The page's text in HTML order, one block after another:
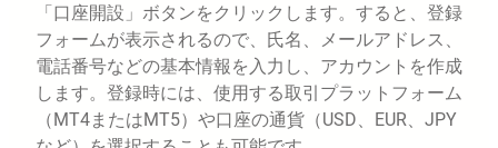
「口座開設」ボタンをクリックします。すると、登録
フォームが表示されるので、氏名、メールアドレス、
電話番号などの基本情報を入力し、アカウントを作成
します。登録時には、使用する取引プラットフォーム
（MT4またはMT5）や口座の通貨（USD、EUR、JPY